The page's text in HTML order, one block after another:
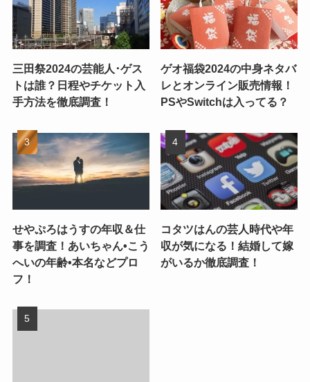
三田祭2024の芸能人･ゲス
トは誰？日程やチケット入
手方法を徹底調査！
ゲオ福袋2024の中身ネタバ
レとオンライン販売情報！
PSやSwitchは入ってる？
せやぷろはうすの年収＆仕
事を調査！あいちゃん•こう
へいの年齢•本名などプロ
フ！
コタツはんの芸人時代や年
収が気になる！結婚して嫁
がいるか徹底調査！